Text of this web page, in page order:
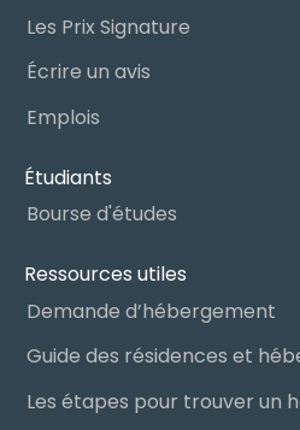
Les Prix Signature
Écrire un avis
Emplois
Étudiants
Bourse d'études
Ressources utiles
Demande d’hébergement
Guide des résidences et